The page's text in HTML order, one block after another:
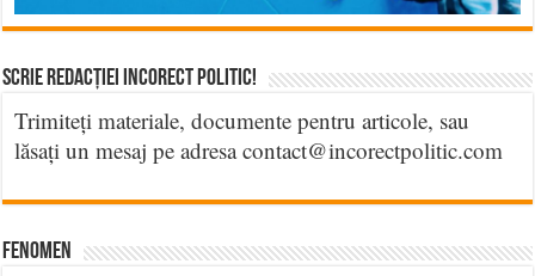
Scrie Redacției Incorect Politic!
Trimiteți materiale, documente pentru articole, sau
lăsați un mesaj pe adresa contact@incorectpolitic.com
Fenomen